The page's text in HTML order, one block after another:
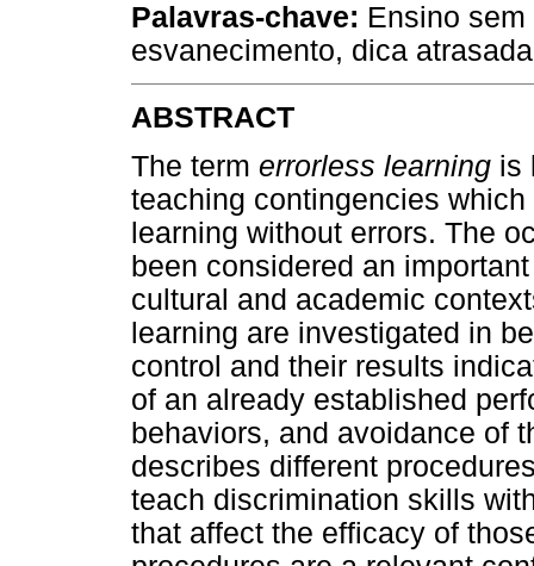
Palavras-chave: Ensino
esvanecimento, dica
ABSTRACT
The term errorless learning is
teaching contingencies
learning without errors. The
been considered an
cultural and academic
learning are investigated in
control and their results
of an already established
behaviors, and avoidance of
describes different
teach discrimination skills
that affect the efficacy of